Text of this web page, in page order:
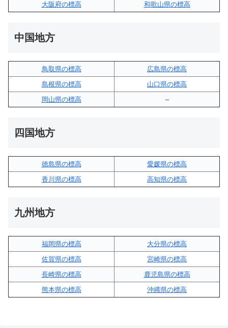
大阪府の標高
和歌山県の標高
中国地方
鳥取県の標高
広島県の標高
島根県の標高
山口県の標高
岡山県の標高
–
四国地方
徳島県の標高
愛媛県の標高
香川県の標高
高知県の標高
九州地方
福岡県の標高
大分県の標高
佐賀県の標高
宮崎県の標高
長崎県の標高
鹿児島県の標高
熊本県の標高
沖縄県の標高